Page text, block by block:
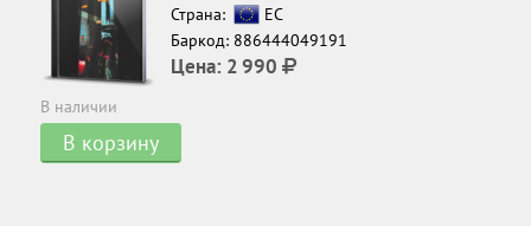
Страна:
ЕС
Баркод: 886444049191
Цена: 2 990
В наличии
В корзину